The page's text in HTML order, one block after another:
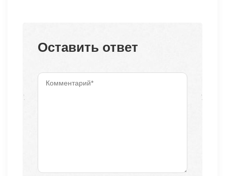
Оставить ответ